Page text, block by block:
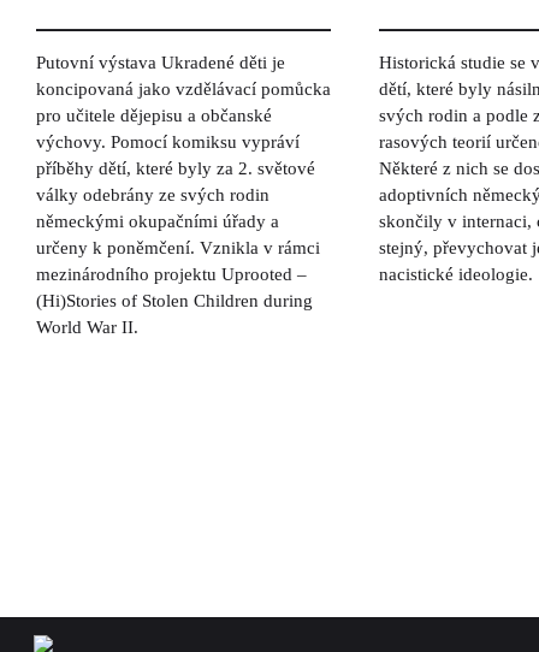
Putovní výstava Ukradené děti je
koncipovaná jako vzdělávací pomůcka
pro učitele dějepisu a občanské
výchovy. Pomocí komiksu vypráví
příběhy dětí, které byly za 2. světové
války odebrány ze svých rodin
německými okupačními úřady a
určeny k poněmčení. Vznikla v rámci
mezinárodního projektu Uprooted –
(Hi)Stories of Stolen Children during
World War II.
Historická studie se
dětí, které byly
svých rodin a podle
rasových teorií
Některé z nich se
adoptivních
skončily v
stejný, převychovat
nacistické ideologie.